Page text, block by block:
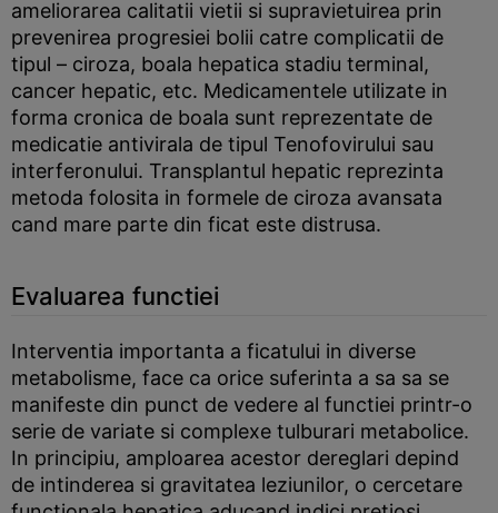
ameliorarea calitatii vietii si supravietuirea prin
prevenirea progresiei bolii catre complicatii de
tipul – ciroza, boala hepatica stadiu terminal,
cancer hepatic, etc. Medicamentele utilizate in
forma cronica de boala sunt reprezentate de
medicatie antivirala de tipul Tenofovirului sau
interferonului. Transplantul hepatic reprezinta
metoda folosita in formele de ciroza avansata
cand mare parte din ficat este distrusa.
Evaluarea functiei
Interventia importanta a ficatului in diverse
metabolisme, face ca orice suferinta a sa sa se
manifeste din punct de vedere al functiei printr-o
serie de variate si complexe tulburari metabolice.
In principiu, amploarea acestor dereglari depind
de intinderea si gravitatea leziunilor, o cercetare